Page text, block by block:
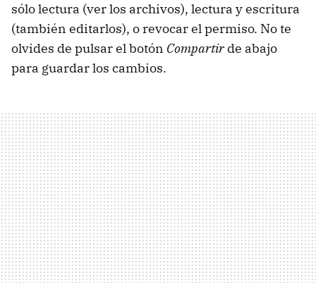
sólo lectura (ver los archivos), lectura y escritura
(también editarlos), o revocar el permiso. No te
olvides de pulsar el botón Compartirde abajo
para guardar los cambios.